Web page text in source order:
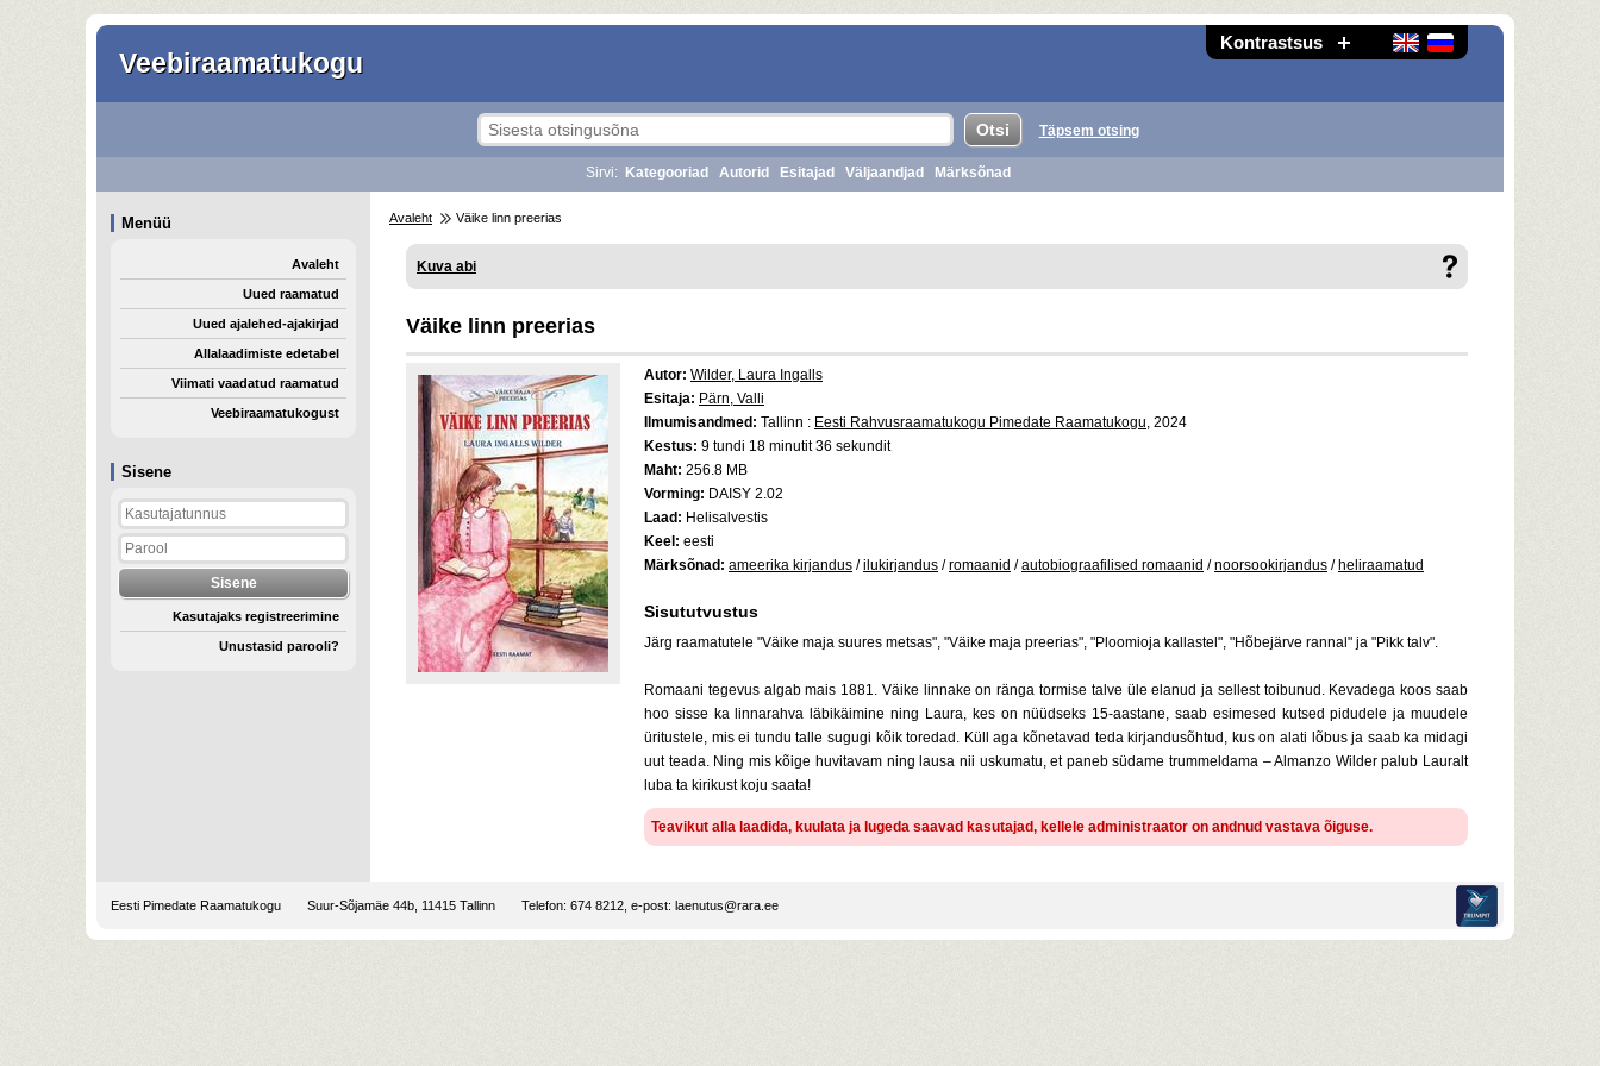
Kontrastsus
Veebiraamatukogu
Sisene
Kasutajaks registreerimine
Unustasid parooli?
Täpsem otsing
Sirvi: Kategooriad Autorid Esitajad Väljaandjad Märksõnad
Menüü
Avaleht
Uued raamatud
Uued ajalehed-ajakirjad
Allalaadimiste edetabel
Viimati vaadatud raamatud
Veebiraamatukogust
Avaleht Väike linn preerias
Kuva abi
Väike linn preerias
Autor: Wilder, Laura Ingalls
Esitaja: Pärn, Valli
Ilmumisandmed: Tallinn : Eesti Rahvusraamatukogu Pimedate Raamatukogu, 2024
Kestus: 9 tundi 18 minutit 36 sekundit
Maht: 256.8 MB
Vorming: DAISY 2.02
Laad: Helisalvestis
Keel: eesti
Märksõnad: ameerika kirjandus /ilukirjandus /romaanid /autobiograafilised romaanid /noorsookirjandus / heliraamatud
Sisututvustus
Järg raamatutele "Väike maja suures metsas", "Väike maja preerias", "Ploomioja kallastel", "Hõbejärve rannal" ja "Pikk talv".
Romaani tegevus algab mais 1881. Väike linnake on ränga tormise talve üle elanud ja sellest toibunud. Kevadega koos saab
hoo sisse ka linnarahva läbikäimine ning Laura, kes on nüüdseks 15-aastane, saab esimesed kutsed pidudele ja muudele
üritustele, mis ei tundu talle sugugi kõik toredad. Küll aga kõnetavad teda kirjandusõhtud, kus on alati lõbus ja saab ka midagi
uut teada. Ning mis kõige huvitavam ning lausa nii uskumatu, et paneb südame trummeldama – Almanzo Wilder palub Lauralt
luba ta kirikust koju saata!
Teavikut alla laadida, kuulata ja lugeda saavad kasutajad, kellele administraator on andnud vastava õiguse.
Eesti Pimedate Raamatukogu Suur-Sõjamäe 44b, 11415 Tallinn Telefon: 674 8212, e-post: laenutus@rara.ee